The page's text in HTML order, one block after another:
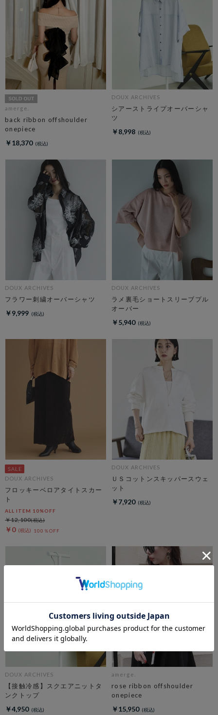
amerge.
back ribbon offshoulder
onepiece
￥18,370
DOUX ARCHIVES
シアーストライプオーバーシャ
ツ
￥8,998
DOUX ARCHIVES
フラワー刺繍オーバーシャツ
￥9,999
DOUX ARCHIVES
ラメ裏毛ショートスリーブプル
オーバー
￥5,940
DOUX ARCHIVES
フロッキーベロアタイトスカー
ト
ALL ITEM 10%OFF
￥0 100％OFF
￥12,100
DOUX ARCHIVES
ＵＳコットンスキッパースウェ
ット
￥7,920
DOUX ARCHIVES
【接触冷感】スクエアニットタ
ンクトップ
￥4,950
amerge.
rose ribbon offshoulder
onepiece
￥15,950